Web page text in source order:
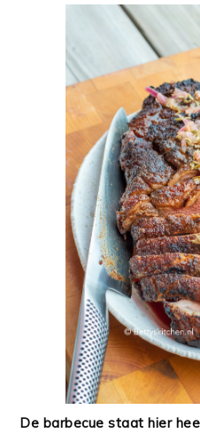
De barbecue staat hier